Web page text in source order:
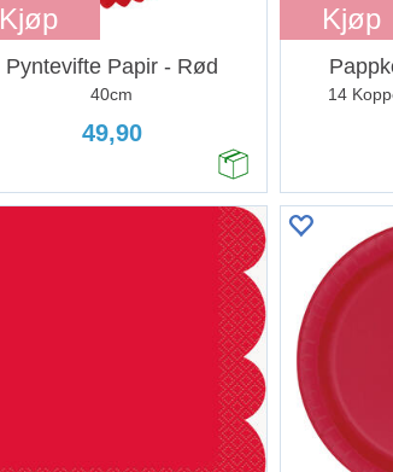
Kjøp
Pyntevifte Papir - Rød
40cm
49,90
Kjøp
14